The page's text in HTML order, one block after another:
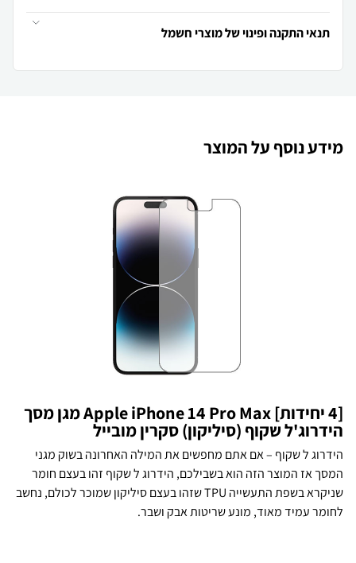
תנאי התקנה ופינוי של מוצרי חשמל
מידע נוסף על המוצר
[4 יחידות] Apple iPhone 14 Pro Max מגן מסך
הידרוג'ל שקוף (סיליקון) סקרין מובייל
הידרוג ל שקוף – אם אתם מחפשים את המילה האחרונה בשוק מגני
המסך אז המוצר הזה הוא בשבילכם, הידרוג ל שקוף זהו בעצם חומר
שניקרא בשפת התעשייה TPU שזהו בעצם סיליקון שמוכר לכולם, נחשב
לחומר עמיד מאוד, מונע שריטות אבק ושבר.